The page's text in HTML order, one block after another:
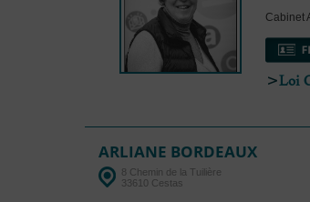
Cabinet
>Loi
ARLIANE BORDEAUX
8 Chemin de la Tuilière
33610 Cestas